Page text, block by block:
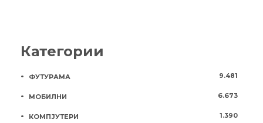
Категории
ФУТУРАМА 9.481
МОБИЛНИ 6.673
КОМПЈУТЕРИ 1.390